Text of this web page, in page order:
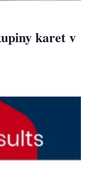
karet v